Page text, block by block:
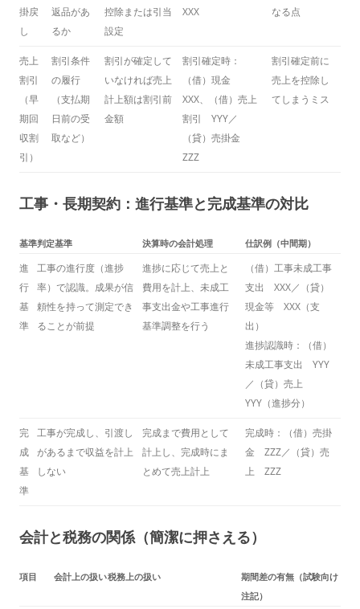
掛戻
し
返品があ
るか
控除または引当
設定
XXX
なる点
売上
割引
（早
期回
収割
引）
割引条件
の履行
（支払期
日前の受
取など）
割引が確定して
いなければ売上
計上額は割引前
金額
割引確定時：
（借）現金
XXX、（借）売上
割引 YYY／
（貸）売掛金
ZZZ
割引確定前に
売上を控除し
てしまうミス
工事・長期契約：進行基準と完成基準の対比
基準判定基準 決算時の会計処理 仕訳例（中間期）
進
行
基
準
工事の進行度（進捗
率）で認識。成果が信
頼性を持って測定でき
ることが前提
進捗に応じて売上と
費用を計上、未成工
事支出金や工事進行
基準調整を行う
（借）工事未成工事
支出 XXX／（貸）
現金等 XXX（支
出）
進捗認識時：（借）
未成工事支出 YYY
／（貸）売上
YYY（進捗分）
完
成
基
準
工事が完成し、引渡し
があるまで収益を計上
しない
完成まで費用として
計上し、完成時にま
とめて売上計上
完成時：（借）売掛
金 ZZZ／（貸）売
上 ZZZ
会計と税務の関係（簡潔に押さえる）
項目 会計上の扱い税務上の扱い
期間差の有無（試験向け
注記）